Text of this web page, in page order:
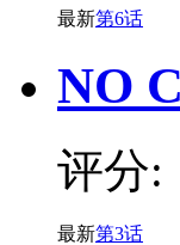
最新第6话
NO
评分:
最新第3话